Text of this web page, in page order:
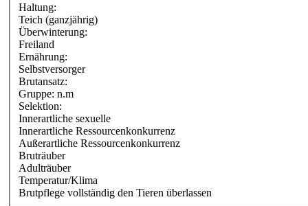
Haltung:
Teich (ganzjährig)
Überwinterung:
Freiland
Ernährung:
Selbstversorger
Brutansatz:
Gruppe: n.m
Selektion:
Innerartliche sexuelle
Innerartliche Ressourcenkonkurrenz
Außerartliche Ressourcenkonkurrenz
Bruträuber
Adulträuber
Temperatur/Klima
Brutpflege vollständig den Tieren überlassen